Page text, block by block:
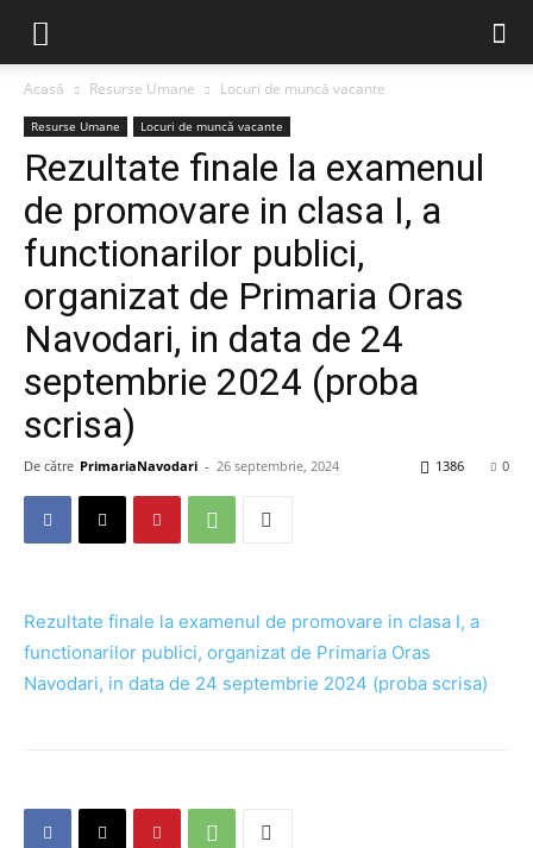
Acasă Resurse Umane Locuri de muncă vacante
Resurse Umane Locuri de muncă vacante
Rezultate finale la examenul
de promovare in clasa I, a
functionarilor publici,
organizat de Primaria Oras
Navodari, in data de 24
septembrie 2024 (proba
scrisa)
De către PrimariaNavodari - 26 septembrie, 2024 0
1386
Rezultate finale la examenul de promovare in clasa I, a
functionarilor publici, organizat de Primaria Oras
Navodari, in data de 24 septembrie 2024 (proba scrisa)